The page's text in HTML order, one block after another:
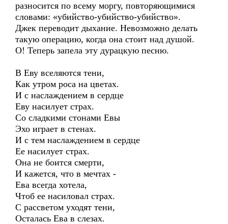
разносится по всему моргу, повторяющимися
словами: «убийство-убийство-убийство».
Джек переводит дыхание. Невозможно делать
такую операцию, когда она стоит над душой.
О! Теперь запела эту дурацкую песню.
В Еву вселяются тени,
Как утром роса на цветах.
И с наслаждением в сердце
Еву насилует страх.
Со сладкими стонами Евы
Эхо играет в стенах.
И с тем наслаждением в сердце
Ее насилует страх.
Она не боится смерти,
И кажется, что в мечтах -
Ева всегда хотела,
Чтоб ее насиловал страх.
С рассветом уходят тени,
Осталась Ева в слезах.